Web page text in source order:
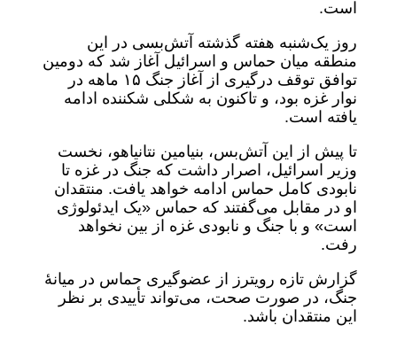
است.
روز یک‌شنبه هفته گذشته آتش‌بسی در این
منطقه میان حماس و اسرائیل آغاز شد که دومین
توافق توقف درگیری از آغاز جنگ ۱۵ ماهه در
نوار غزه بود، و تاکنون به شکلی شکننده ادامه
یافته است.
تا پیش از این آتش‌بس، بنیامین نتانیاهو، نخست
وزیر اسرائیل، اصرار داشت که جنگ در غزه تا
نابودی کامل حماس ادامه خواهد یافت. منتقدان
او در مقابل می‌گفتند که حماس «یک ایدئولوژی
است»‌ و با جنگ و نابودی غزه از بین نخواهد
رفت.
گزارش تازه رویترز از عضوگیری حماس در میانۀ
جنگ، در صورت صحت، می‌تواند تأییدی بر نظر
این منتقدان باشد.